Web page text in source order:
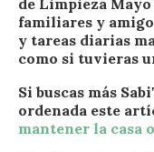
de Limpieza
familiares y
y tareas diarias
como si tuvieras
Si buscas más
ordenada este
mantener la casa